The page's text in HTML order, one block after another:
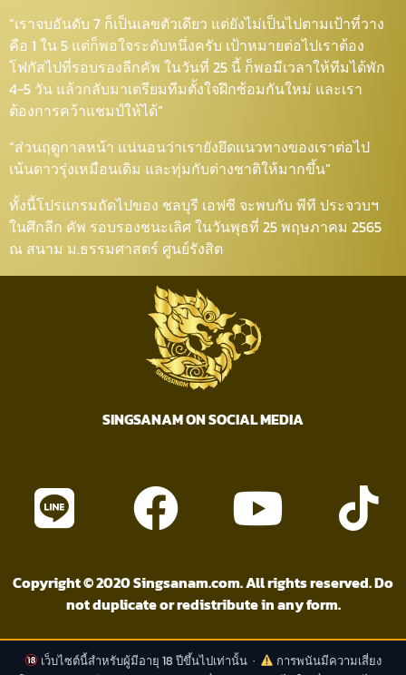
“เราจบอันดับ 7 ก็เป็นเลขตัวเดียว แต่ยังไม่เป็นไปตามเป้าที่วาง
คือ 1 ใน 5 แต่ก็พอใจระดับหนึ่งครับ เป้าหมายต่อไปเราต้อง
โฟกัสไปที่รอบรองลีกคัพ ในวันที่ 25 นี้ ก็พอมีเวลาให้ทีมได้พัก
4-5 วัน แล้วกลับมาเตรียมทีมตั้งใจฝึกซ้อมกันใหม่ และเรา
ต้องการคว้าแชมป์ให้ได้”
“ส่วนฤดูกาลหน้า แน่นอนว่าเรายังยึดแนวทางของเราต่อไป
เน้นดาวรุ่งเหมือนเดิม และทุ่มกับต่างชาติให้มากขึ้น”
ทั้งนี้โปรแกรมถัดไปของ ชลบุรี เอฟซี จะพบกับ พีที ประจวบฯ
ในศึกลีก คัพ รอบรองชนะเลิศ ในวันพุธที่ 25 พฤษภาคม 2565
ณ สนาม ม.ธรรมศาสตร์ ศูนย์รังสิต
SINGSANAM ON SOCIAL MEDIA
Copyright © 2020 Singsanam.com. All rights reserved. Do
not duplicate or redistribute in any form.
เว็บไซต์นี้สำหรับผู้มีอายุ 18 ปีขึ้นไปเท่านั้น ·
การพนันมีความเสี่ยง